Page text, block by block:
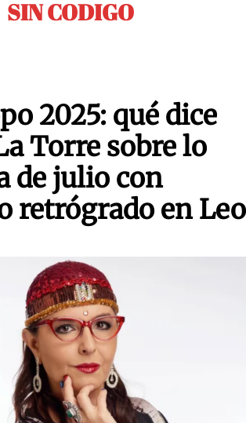
SIN CODIGO
2025: qué dice
Torre sobre lo
de julio con
retrógrado en Leo